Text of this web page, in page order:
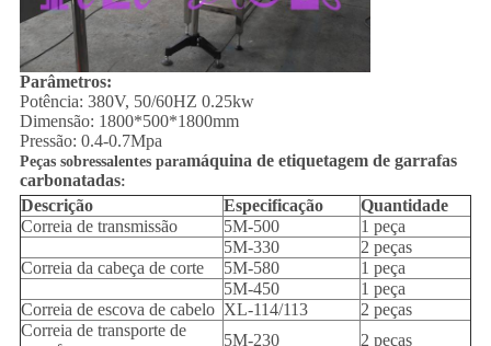
Parâmetros:
Potência: 380V, 50/60HZ 0.25kw
Dimensão: 1800*500*1800mm
Pressão: 0.4-0.7Mpa
Peças sobressalentes paramáquina de etiquetagem de garrafas
carbonatadas:
Descrição Especificação
Quantidade
Correia de transmissão
5M-500
1 peça
5M-330
2 peças
Correia da cabeça de corte
5M-580
1 peça
5M-450
1 peça
Correia de escova de cabelo XL-114/113
2 peças
Correia de transporte de
5M-230 2 peças